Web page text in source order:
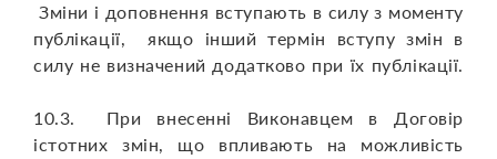
Зміни і доповнення вступають в силу з моменту
публікації, якщо інший термін вступу змін в
силу не визначений додатково при їх публікації.
10.3. При внесенні Виконавцем в Договір
істотних змін, що впливають на можливість